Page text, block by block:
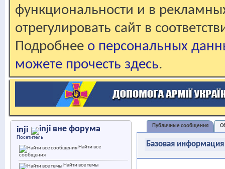
функциональности и в
отрегулировать сайт в
Подробнее о персональных
можете прочесть здесь.
inji
Посетитель
Найти все
сообщения
Найти все темы
Публичные сообщения
Базовая информация